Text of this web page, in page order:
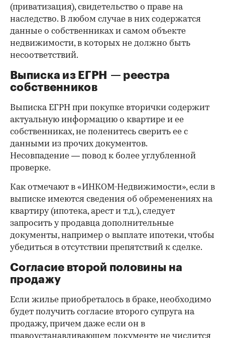
(приватизация), свидетельство о праве на
наследство. В любом случае в них содержатся
данные о собственниках и самом объекте
недвижимости, в которых не должно быть
несоответствий.
Выписка из ЕГРН — реестра
собственников
Выписка ЕГРН при покупке вторички содержит
актуальную информацию о квартире и ее
собственниках, не поленитесь сверить ее с
данными из прочих документов.
Несовпадение — повод к более углубленной
проверке.
Как отмечают в «ИНКОМ-Недвижимости», если в
выписке имеются сведения об обременениях на
квартиру (ипотека, арест и т.д.), следует
запросить у продавца дополнительные
документы, например о выплате ипотеки, чтобы
убедиться в отсутствии препятствий к сделке.
Согласие второй половины на
продажу
Если жилье приобреталось в браке, необходимо
будет получить согласие второго супруга на
продажу, причем даже если он в
правоустанавливающем документе не числится